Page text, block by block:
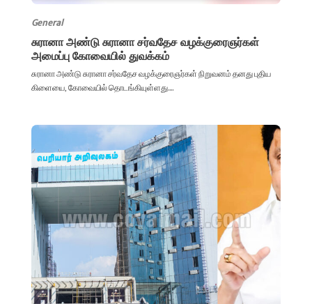
General
சுரானா அண்டு சுரானா சர்வதேச வழக்குரைஞர்கள்
அமைப்பு கோவையில் துவக்கம்
சுரானா அண்டு சுரானா சர்வதேச வழக்குரைஞர்கள் நிறுவனம் தனது புதிய
கிளையை, கோவையில் தொடங்கியுள்ளது....